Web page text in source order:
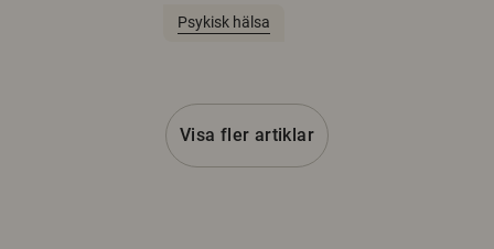
Psykisk hälsa
Visa fler artiklar